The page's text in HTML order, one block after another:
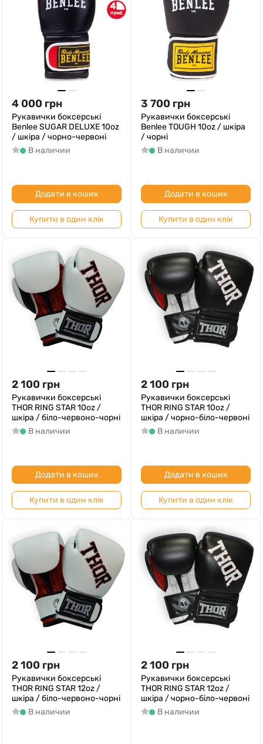
4
4 000 грн
Рукавички боксерські
Benlee SUGAR DELUXE 10oz
/ шкіра / чорно-червоні
В наличии
Додати в кошик
Купити в один клік
3 700 грн
Рукавички боксерські
Benlee TOUGH 10oz / шкіра
/ чорні
В наличии
Додати в кошик
Купити в один клік
2 100 грн
Рукавички боксерські
THOR RING STAR 10oz /
шкіра / біло-червоно-чорні
В наличии
Додати в кошик
Купити в один клік
2 100 грн
Рукавички боксерські
THOR RING STAR 10oz /
шкіра / чорно-біло-червоні
В наличии
Додати в кошик
Купити в один клік
2 100 грн
Рукавички боксерські
THOR RING STAR 12oz /
шкіра / біло-червоно-чорні
В наличии
2 100 грн
Рукавички боксерські
THOR RING STAR 12oz /
шкіра / чорно-біло-червоні
В наличии